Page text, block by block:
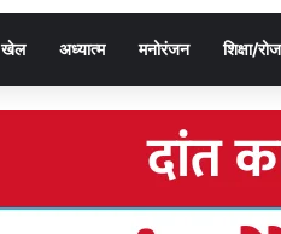
खेल अध्यात्म मनोरंजन शिक्षा/